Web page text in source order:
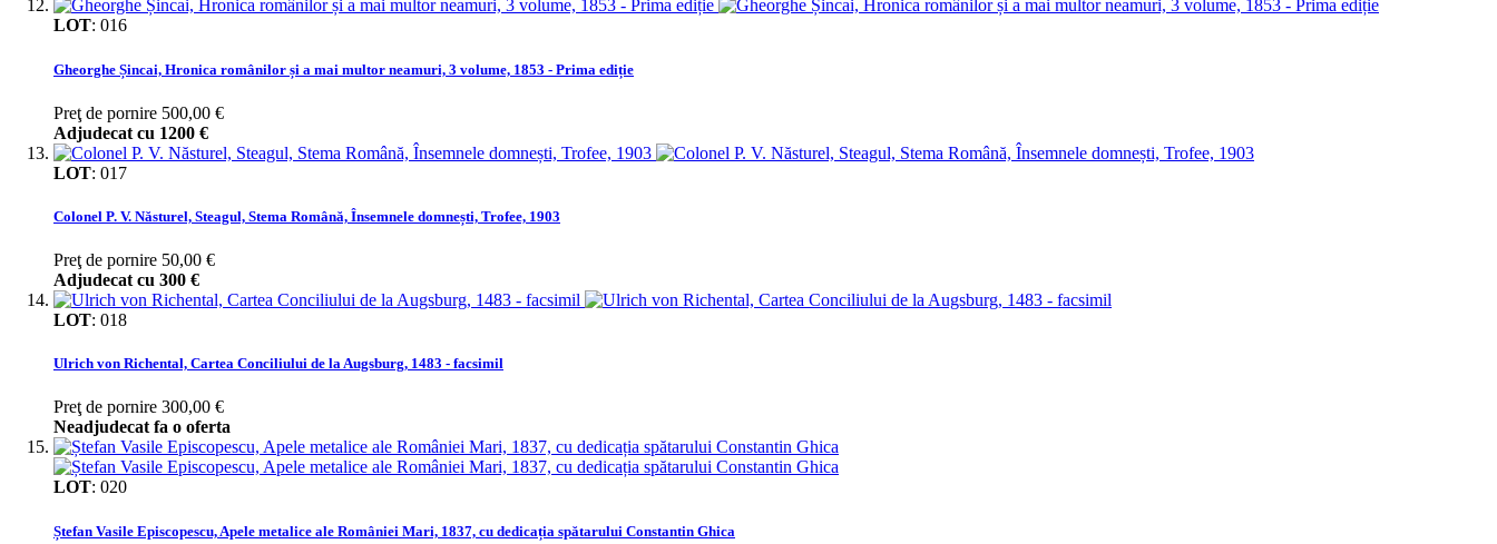
LOT: 016
Gheorghe Șincai, Hronica românilor și a mai multor neamuri, 3 volume, 1853 - Prima ediție
Preţ de pornire 500,00 €
Adjudecat cu 1200 €
LOT: 017
Colonel P. V. Năsturel, Steagul, Stema Română, Însemnele domnești, Trofee, 1903
Preţ de pornire 50,00 €
Adjudecat cu 300 €
LOT: 018
Ulrich von Richental, Cartea Conciliului de la Augsburg, 1483 - facsimil
Preţ de pornire 300,00 €
Neadjudecat fa o oferta
LOT: 020
Ștefan Vasile Episcopescu, Apele metalice ale României Mari, 1837, cu dedicația spătarului Constantin Ghica